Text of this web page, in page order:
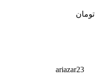
تومان
ariazar23